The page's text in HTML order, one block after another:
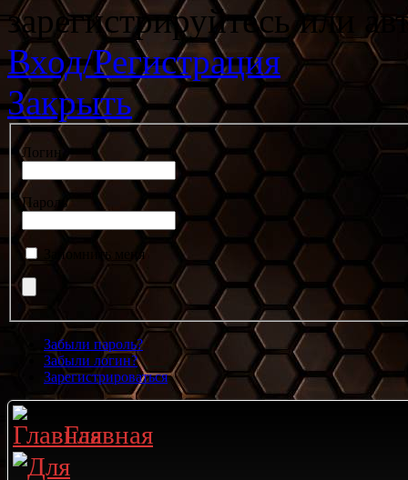
зарегистрируйтесь или
Вход/Регистрация
Закрыть
Логин
Пароль
Запомнить меня
Забыли пароль?
Забыли логин?
Зарегистрироваться
Главная